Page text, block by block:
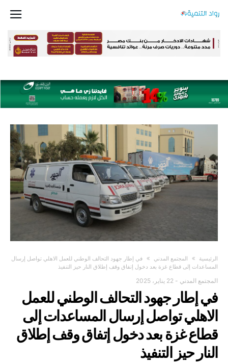
‫الرئيسية‬ المجتمع المدني
في إطار جهود التحالف الوطني للعمل الاهلي تواصل إرسال
المساعدات إلى قطاع غزة بعد دخول إتفاق وقف إطلاق النار حيز التنفيذ
المجتمع المدني - 22 يناير، 2025
في إطار جهود التحالف الوطني للعمل
الاهلي تواصل إرسال المساعدات إلى
قطاع غزة بعد دخول إتفاق وقف إطلاق
النار حيز التنفيذ